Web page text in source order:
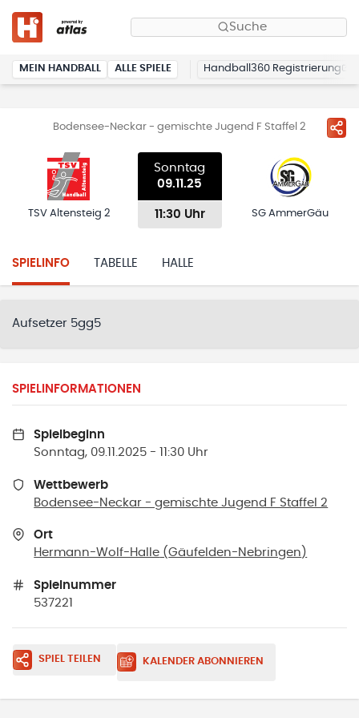
Suche
MEIN HANDBALL ALLE SPIELE Handball360 Registrierung
Bodensee-Neckar - gemischte Jugend F Staffel 2
TSV Altensteig 2
Sonntag
09.11.25
11:30 Uhr SG AmmerGäu
SPIELINFO TABELLE HALLE
Aufsetzer 5gg5
SPIELINFORMATIONEN
Spielbeginn
Sonntag, 09.11.2025 - 11:30 Uhr
Wettbewerb
Bodensee-Neckar - gemischte Jugend F Staffel 2
Ort
Hermann-Wolf-Halle (Gäufelden-Nebringen )
Spielnummer
537221
SPIEL TEILEN KALENDER ABONNIEREN